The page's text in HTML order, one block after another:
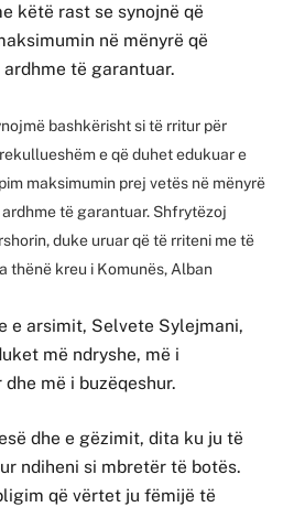
këtë rast se synojnë që
në mënyrë që
të garantuar.
bashkërisht si të rritur për
e që duhet edukuar e
maksimumin prej vetës në mënyrë
të garantuar. Shfrytëzoj
duke uruar që të rriteni me të
thënë kreu i Komunës, Alban
e arsimit, Selvete Sylejmani,
më ndryshe, më i
më i buzëqeshur.
dhe e gëzimit, dita ku ju të
ndiheni si mbretër të botës.
që vërtet ju fëmijë të